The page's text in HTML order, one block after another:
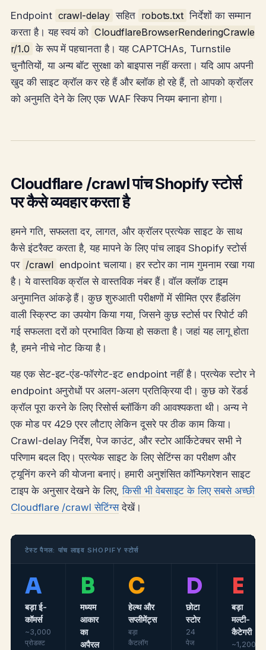
Endpoint crawl-delay सहित robots.txt निर्देशों का सम्मान
करता है। यह स्वयं को CloudflareBrowserRenderingCrawle
r/1.0 के रूप में पहचानता है। यह CAPTCHAs, Turnstile
चुनौतियों, या अन्य बॉट सुरक्षा को बाइपास नहीं करता। यदि आप अपनी
खुद की साइट क्रॉल कर रहे हैं और ब्लॉक हो रहे हैं, तो आपको क्रॉलर
को अनुमति देने के लिए एक WAF स्किप नियम बनाना होगा।
Cloudflare /crawl पांच Shopify स्टोर्स
पर कैसे व्यवहार करता है
हमने गति, सफलता दर, लागत, और क्रॉलर प्रत्येक साइट के साथ
कैसे इंटरैक्ट करता है, यह मापने के लिए पांच लाइव Shopify स्टोर्स
पर /crawl endpoint चलाया। हर स्टोर का नाम गुमनाम रखा गया
है। ये वास्तविक क्रॉल से वास्तविक नंबर हैं। वॉल क्लॉक टाइम
अनुमानित आंकड़े हैं। कुछ शुरुआती परीक्षणों में सीमित एरर हैंडलिंग
वाली स्क्रिप्ट का उपयोग किया गया, जिसने कुछ स्टोर्स पर रिपोर्ट की
गई सफलता दरों को प्रभावित किया हो सकता है। जहां यह लागू होता
है, हमने नीचे नोट किया है।
यह एक सेट-इट-एंड-फॉरगेट-इट endpoint नहीं है। प्रत्येक स्टोर ने
endpoint अनुरोधों पर अलग-अलग प्रतिक्रिया दी। कुछ को रेंडर्ड
क्रॉल पूरा करने के लिए रिसोर्स ब्लॉकिंग की आवश्यकता थी। अन्य ने
एक मोड पर 429 एरर लौटाए लेकिन दूसरे पर ठीक काम किया।
Crawl-delay निर्देश, पेज काउंट, और स्टोर आर्किटेक्चर सभी ने
परिणाम बदल दिए। प्रत्येक साइट के लिए सेटिंग्स का परीक्षण और
ट्यूनिंग करने की योजना बनाएं। हमारी अनुशंसित कॉन्फिगरेशन साइट
टाइप के अनुसार देखने के लिए,किसी भी वेबसाइट के लिए सबसे अच्छी
Cloudflare /crawl सेटिंग्सदेखें।
टेस्ट पैनल: पांच लाइव SHOPIFY स्टोर्स
A
बड़ा ई-
कॉमर्स
~3,000
प्रोडक्ट
B
मध्यम
आकार
का
अपैरल
C
हेल्थ और
सप्लीमेंट्स
बड़ा
कैटलॉग
D
छोटा
स्टोर
24
पेज
E
बड़ा
मल्टी-
कैटेगरी
~1,200